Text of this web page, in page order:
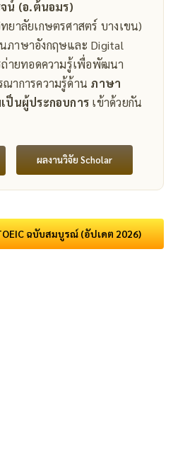
จน์ (อ.ต้นอมร)
ยาลัยเกษตรศาสตร์ บางเขน)
ภาษาอังกฤษและ Digital
ถ่ายทอดความรู้เพื่อพัฒนา
าการความรู้ด้าน ภาษา
ป็นผู้ประกอบการ เข้าด้วยกัน
ผลงานวิจัย Scholar
ฉบับสมบูรณ์ (อัปเดต 2026)